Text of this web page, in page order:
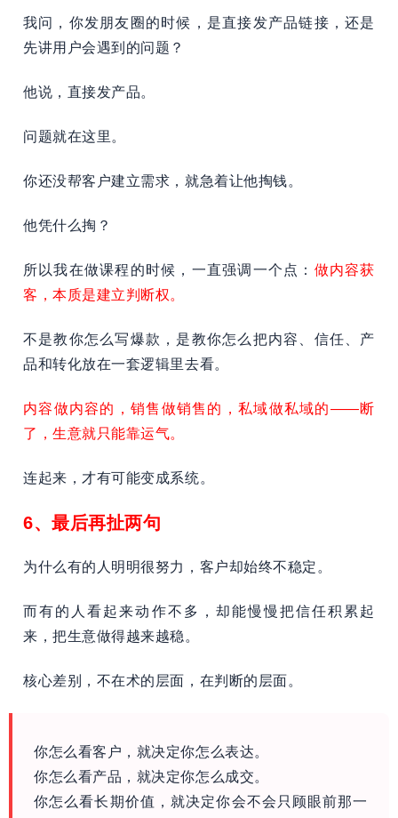
我问，你发朋友圈的时候，是直接发产品链接，还是
先讲用户会遇到的问题？
他说，直接发产品。
问题就在这里。
你还没帮客户建立需求，就急着让他掏钱。
他凭什么掏？
所以我在做课程的时候，一直强调一个点： 做内容获
客，本质是建立判断权。
不是教你怎么写爆款，是教你怎么把内容、信任、产
品和转化放在一套逻辑里去看。
内容做内容的，销售做销售的，私域做私域的——断
了，生意就只能靠运气。
连起来，才有可能变成系统。
6、最后再扯两句
为什么有的人明明很努力，客户却始终不稳定。
而有的人看起来动作不多，却能慢慢把信任积累起
来，把生意做得越来越稳。
核心差别，不在术的层面，在判断的层面。
你怎么看客户，就决定你怎么表达。
你怎么看产品，就决定你怎么成交。
你怎么看长期价值，就决定你会不会只顾眼前那一